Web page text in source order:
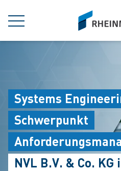
菜单
siteLogo
Systems
Schwerpunkt
NVL B.V. & Co.